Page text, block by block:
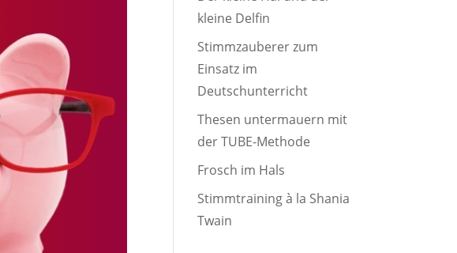
kleine Delfin
Stimmzauberer zum
Einsatz im
Deutschunterricht
Thesen untermauern mit
der TUBE-Methode
Frosch im Hals
Stimmtraining à la Shania
Twain